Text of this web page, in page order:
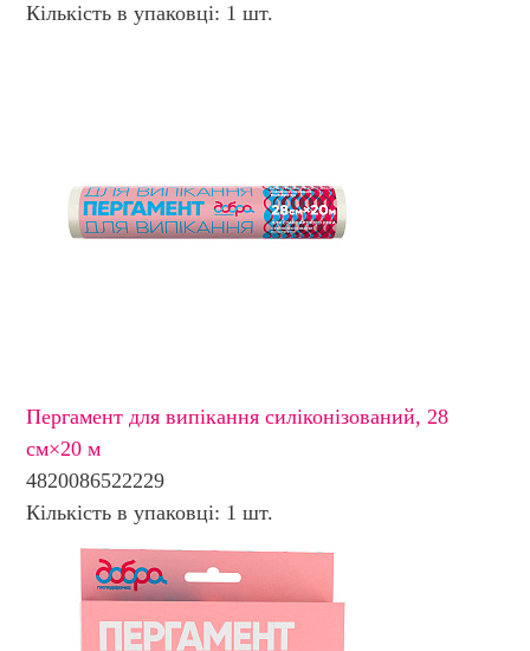
Кількість в упаковці: 1 шт.
Пергамент для випікання силіконізований, 28
см×20 м
4820086522229
Кількість в упаковці: 1 шт.